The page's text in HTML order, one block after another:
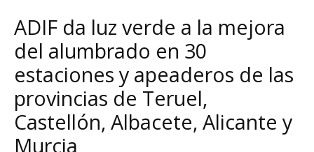
ADIF da luz verde a la mejora
del alumbrado en 30
estaciones y apeaderos de las
provincias de Teruel,
Castellón, Albacete, Alicante y
Murcia